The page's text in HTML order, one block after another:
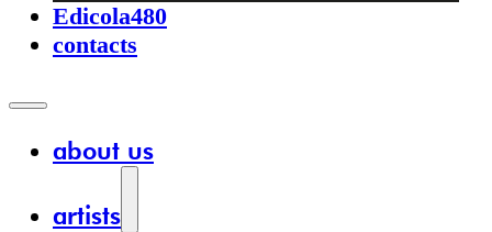
Edicola480
contacts
about us
artists